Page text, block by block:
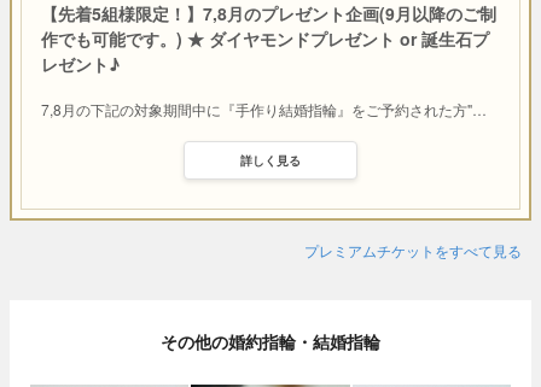
【先着5組様限定！】7,8月のプレゼント企画(9月以降のご制
作でも可能です。) ★ ダイヤモンドプレゼント or 誕生石プ
レゼント♪
7,8月の下記の対象期間中に『手作り結婚指輪』をご予約された方"…
詳しく見る
プレミアムチケットをすべて見る
その他の婚約指輪・結婚指輪